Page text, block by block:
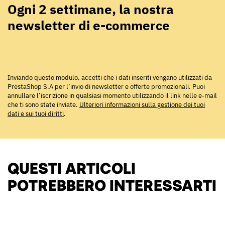
Ogni 2 settimane, la nostra
newsletter di e-commerce
Inviando questo modulo, accetti che i dati inseriti vengano utilizzati da
PrestaShop S.A per l’invio di newsletter e offerte promozionali. Puoi
annullare l’iscrizione in qualsiasi momento utilizzando il link nelle e-mail
che ti sono state inviate. Ulteriori informazioni sulla gestione dei tuoi
dati e sui tuoi diritti.
QUESTI ARTICOLI
POTREBBERO INTERESSARTI